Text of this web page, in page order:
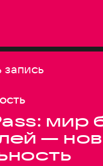
мир
—